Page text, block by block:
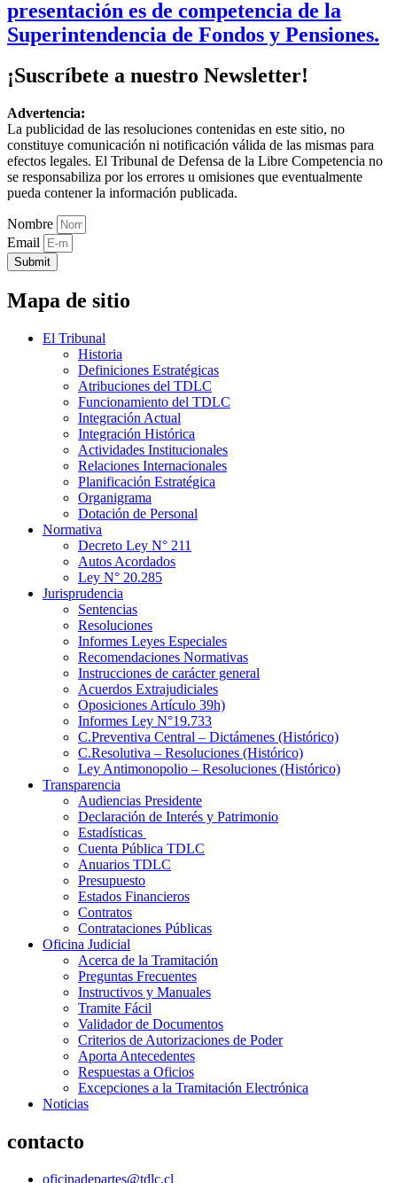
presentación es de competencia de la
Superintendencia de Fondos y Pensiones.
¡Suscríbete a nuestro Newsletter!
Advertencia:
La publicidad de las resoluciones contenidas en este sitio, no
constituye comunicación ni notificación válida de las mismas para
efectos legales. El Tribunal de Defensa de la Libre Competencia no
se responsabiliza por los errores u omisiones que eventualmente
pueda contener la información publicada.
Nombre
Email
Submit
Mapa de sitio
El Tribunal
Historia
Definiciones Estratégicas
Atribuciones del TDLC
Funcionamiento del TDLC
Integración Actual
Integración Histórica
Actividades Institucionales
Relaciones Internacionales
Planificación Estratégica
Organigrama
Dotación de Personal
Normativa
Decreto Ley N° 211
Autos Acordados
Ley N° 20.285
Jurisprudencia
Sentencias
Resoluciones
Informes Leyes Especiales
Recomendaciones Normativas
Instrucciones de carácter general
Acuerdos Extrajudiciales
Oposiciones Artículo 39h)
Informes Ley N°19.733
C.Preventiva Central – Dictámenes (Histórico)
C.Resolutiva – Resoluciones (Histórico)
Ley Antimonopolio – Resoluciones (Histórico)
Transparencia
Audiencias Presidente
Declaración de Interés y Patrimonio
Estadísticas
Cuenta Pública TDLC
Anuarios TDLC
Presupuesto
Estados Financieros
Contratos
Contrataciones Públicas
Oficina Judicial
Acerca de la Tramitación
Preguntas Frecuentes
Instructivos y Manuales
Tramite Fácil
Validador de Documentos
Criterios de Autorizaciones de Poder
Aporta Antecedentes
Respuestas a Oficios
Excepciones a la Tramitación Electrónica
Noticias
contacto
oficinadepartes@tdlc.cl